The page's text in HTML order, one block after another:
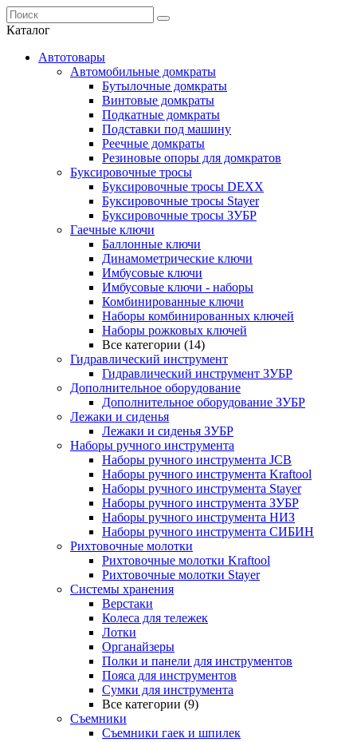
Каталог
Автотовары
Автомобильные домкраты
Бутылочные домкраты
Винтовые домкраты
Подкатные домкраты
Подставки под машину
Реечные домкраты
Резиновые опоры для домкратов
Буксировочные тросы
Буксировочные тросы DEXX
Буксировочные тросы Stayer
Буксировочные тросы ЗУБР
Гаечные ключи
Баллонные ключи
Динамометрические ключи
Имбусовые ключи
Имбусовые ключи - наборы
Комбинированные ключи
Наборы комбинированных ключей
Наборы рожковых ключей
Все категории (14)
Гидравлический инструмент
Гидравлический инструмент ЗУБР
Дополнительное оборудование
Дополнительное оборудование ЗУБР
Лежаки и сиденья
Лежаки и сиденья ЗУБР
Наборы ручного инструмента
Наборы ручного инструмента JCB
Наборы ручного инструмента Kraftool
Наборы ручного инструмента Stayer
Наборы ручного инструмента ЗУБР
Наборы ручного инструмента НИЗ
Наборы ручного инструмента СИБИН
Рихтовочные молотки
Рихтовочные молотки Kraftool
Рихтовочные молотки Stayer
Системы хранения
Верстаки
Колеса для тележек
Лотки
Органайзеры
Полки и панели для инструментов
Пояса для инструментов
Сумки для инструмента
Все категории (9)
Съемники
Съемники гаек и шпилек